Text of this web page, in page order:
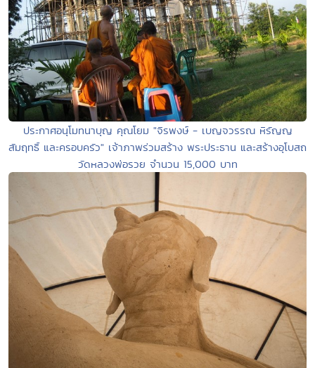
ประกาศอนุโมทนาบุญ คุณโยม "จิรพงษ์ - เบญจวรรณ หิรัญญ
สัมฤทธิ์ และครอบครัว" เจ้าภาพร่วมสร้าง พระประธาน และสร้างอุโบสถ
วัดหลวงพ่อรวย จำนวน 15,000 บาท